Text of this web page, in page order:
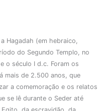
Hagadah (em hebraico,
do Segundo Templo, no
o século I d.c. Foram os
mais de 2.500 anos, que
a comemoração e os relatos
se lê durante o Seder até